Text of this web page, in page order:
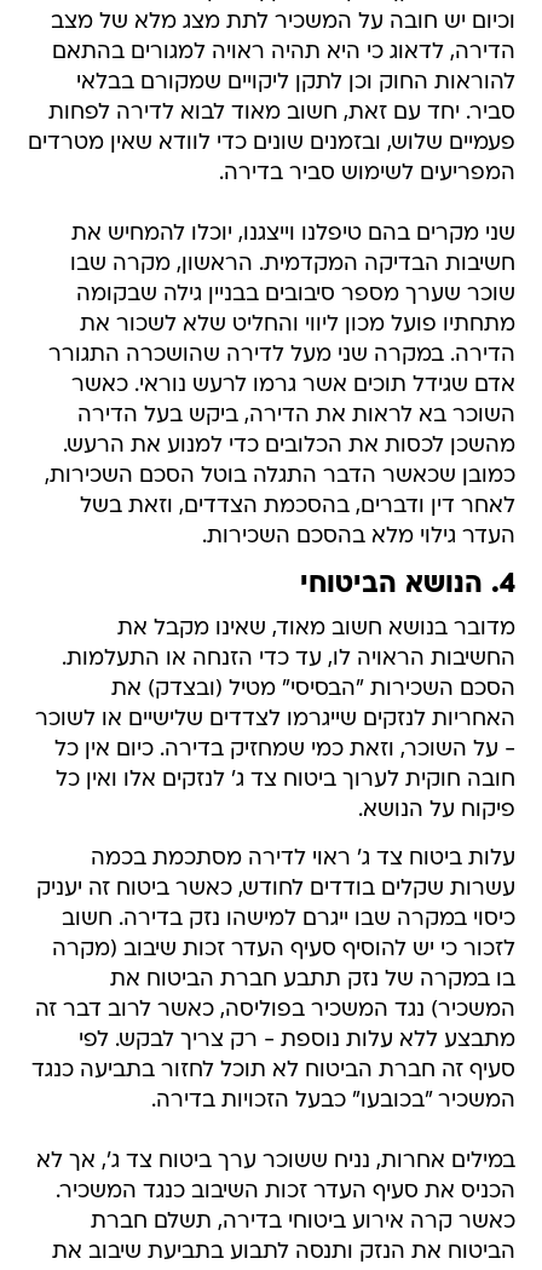
וכיום יש חובה על המשכיר לתת מצג מלא של מצב
הדירה, לדאוג כי היא תהיה ראויה למגורים בהתאם
להוראות החוק וכן לתקן ליקויים שמקורם בבלאי
סביר. יחד עם זאת, חשוב מאוד לבוא לדירה לפחות
פעמיים שלוש, ובזמנים שונים כדי לוודא שאין מטרדים
המפריעים לשימוש סביר בדירה.
שני מקרים בהם טיפלנו וייצגנו, יוכלו להמחיש את
חשיבות הבדיקה המקדמית. הראשון, מקרה שבו
שוכר שערך מספר סיבובים בבניין גילה שבקומה
מתחתיו פועל מכון ליווי והחליט שלא לשכור את
הדירה. במקרה שני מעל לדירה שהושכרה התגורר
אדם שגידל תוכים אשר גרמו לרעש נוראי. כאשר
השוכר בא לראות את הדירה, ביקש בעל הדירה
מהשכן לכסות את הכלובים כדי למנוע את הרעש.
כמובן שכאשר הדבר התגלה בוטל הסכם השכירות,
לאחר דין ודברים, בהסכמת הצדדים, וזאת בשל
העדר גילוי מלא בהסכם השכירות.
4. הנושא הביטוחי
מדובר בנושא חשוב מאוד, שאינו מקבל את
החשיבות הראויה לו, עד כדי הזנחה או התעלמות.
הסכם השכירות "הבסיסי" מטיל (ובצדק) את
האחריות לנזקים שייגרמו לצדדים שלישיים או לשוכר
- על השוכר, וזאת כמי שמחזיק בדירה. כיום אין כל
חובה חוקית לערוך ביטוח צד ג' לנזקים אלו ואין כל
פיקוח על הנושא.
עלות ביטוח צד ג' ראוי לדירה מסתכמת בכמה
עשרות שקלים בודדים לחודש, כאשר ביטוח זה יעניק
כיסוי במקרה שבו ייגרם למישהו נזק בדירה. חשוב
לזכור כי יש להוסיף סעיף העדר זכות שיבוב (מקרה
בו במקרה של נזק תתבע חברת הביטוח את
המשכיר) נגד המשכיר בפוליסה, כאשר לרוב דבר זה
מתבצע ללא עלות נוספת - רק צריך לבקש. לפי
סעיף זה חברת הביטוח לא תוכל לחזור בתביעה כנגד
המשכיר "בכובעו" כבעל הזכויות בדירה.
במילים אחרות, נניח ששוכר ערך ביטוח צד ג', אך לא
הכניס את סעיף העדר זכות השיבוב כנגד המשכיר.
כאשר קרה אירוע ביטוחי בדירה, תשלם חברת
הביטוח את הנזק ותנסה לתבוע בתביעת שיבוב את